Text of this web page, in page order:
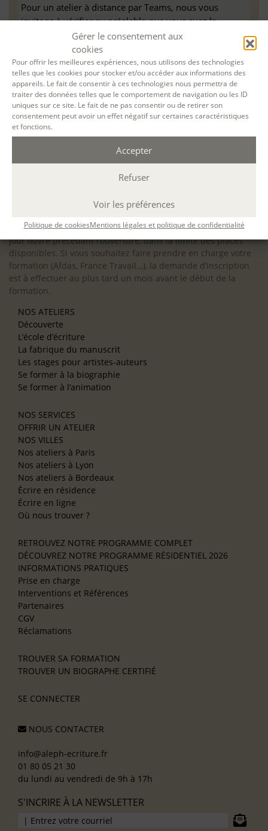
Gérer le consentement aux
cookies
Pour offrir les meilleures expériences, nous utilisons des technologies
telles que les cookies pour stocker et/ou accéder aux informations des
appareils. Le fait de consentir à ces technologies nous permettra de
traiter des données telles que le comportement de navigation ou les ID
uniques sur ce site. Le fait de ne pas consentir ou de retirer son
consentement peut avoir un effet négatif sur certaines caractéristiques
et fonctions.
Accepter
Refuser
Voir les préférences
Politique de cookiesMentions légales et politique de confidentialité
Pour un atelier à distance par Teams, nous vous
invitons à vérifier au préalable que vous avez la
configuration minimale requise pour pouvoir travailler
dans les meilleures conditions : Configuration
matérielle requise pourMicrosoft Teams | Microsoft
Learn
Accessibilité : ALEPH-ÉCRITURE est sensible à l’inclusion des
personnes en situation de handicap. Si vous avez besoin
d’un aménagement spécifique de programme, n’hésitez pas
à nous contacter en amont de votre inscription afin
supports, accessibilité de nos salles).
inscriptions à nos activités sont ouvertes jusqu’au dernier
jour ouvré précédant l’ouverture, dans la limite des places
disponibles. Si vous souhaitez faire prendre en charge votre
formation (Afdas, France Travail…), la demande d’inscription
est à effectuer au plus tard un mois avant le début de la
formation.
NOS ATELIERS
Découverte
L’école d’écriture
La fabrique du manuscrit
Les stages pour artistes-auteurs
Se former à la biographie
Se former à l’animation
NOS SERVICES
OFFRIR UN ATELIER
NOS VILLES
Nos ateliers à Paris
Nos ateliers à Lyon
Nos ateliers à Bordeaux
Écrire en résidence
Écrire en ligne
Où nous trouver ?
RETROUVEZ NOTRE PROGRAMME COMPLET
DÉCOUVREZ NOTRE PROGRAMME RÉSIDENTIEL 2026
INFORMATIONS PRATIQUES
Prise en charge
Interventions et Références
Partenaires
CGV
Réclamations
TROUVER SA FORMATION
TROUVER UN BIOGRAPHE CERTIFIÉ
SE CONNECTER
NOUS CONTACTER
info@aleph-ecriture.fr
01 80 05 21 30
du lundi au vendredi de 9h à 17h
S'INCRIRE À LA NEWSLETTER